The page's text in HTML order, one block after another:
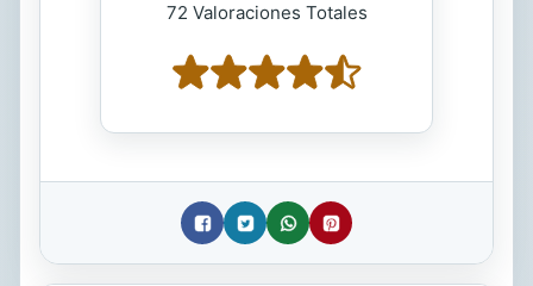
72 Valoraciones Totales